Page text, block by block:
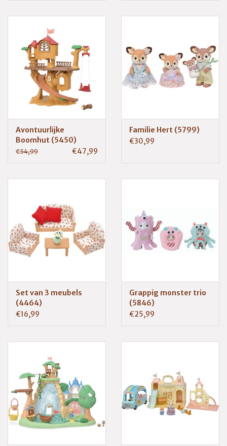
Avontuurlijke
Boomhut (5450)
€54,99 €47,99
Familie Hert (5799)
€30,99
Set van 3 meubels
(4464)
€16,99
Grappig monster trio
(5846)
€25,99